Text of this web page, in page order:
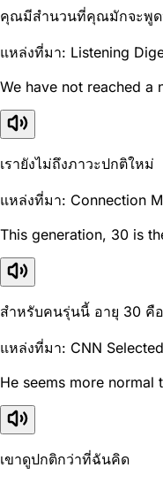
คุณมีสำนวนที่คุณมักจะพูด
แหล่งที่มา: Listening
We have not reached a
เรายังไม่ถึงภาวะปกติใหม่
แหล่งที่มา: Connection
This generation, 30 is
สำหรับคนรุ่นนี้ อายุ 30 คื
แหล่งที่มา: CNN
He seems more normal
เขาดูปกติกว่าที่ฉันคิด